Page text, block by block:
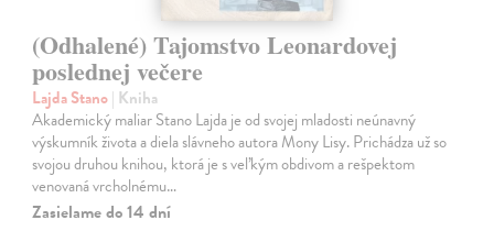
(Odhalené) Tajomstvo Leonardovej
poslednej večere
Lajda Stano| Kniha
Akademický maliar Stano Lajda je od svojej mladosti neúnavný
výskumník života a diela slávneho autora Mony Lisy. Prichádza už so
svojou druhou knihou, ktorá je s veľkým obdivom a rešpektom
venovaná vrcholnému…
Zasielame do 14 dní